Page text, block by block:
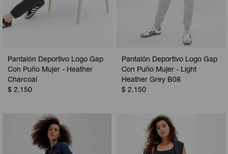
Pantalón Deportivo Logo Gap
Con Puño Mujer - Heather
Charcoal
$ 2.150
Pantalón Deportivo Logo Gap
Con Puño Mujer - Light
Heather Grey B08
$ 2.150